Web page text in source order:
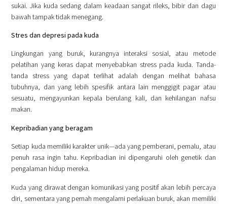
sukai. Jika kuda sedang dalam keadaan sangat rileks, bibir dan dagu
bawah tampak tidak menegang.
Stres dan depresi pada kuda
Lingkungan yang buruk, kurangnya interaksi sosial, atau metode
pelatihan yang keras dapat menyebabkan stress pada kuda. Tanda-
tanda stress yang dapat terlihat adalah dengan melihat bahasa
tubuhnya, dan yang lebih spesifik antara lain menggigit pagar atau
sesuatu, mengayunkan kepala berulang kali, dan kehilangan nafsu
makan.
Kepribadian yang beragam
Setiap kuda memiliki karakter unik—ada yang pemberani, pemalu, atau
penuh rasa ingin tahu. Kepribadian ini dipengaruhi oleh genetik dan
pengalaman hidup mereka.
Kuda yang dirawat dengan komunikasi yang positif akan lebih percaya
diri, sementara yang pernah mengalami perlakuan buruk, akan memiliki